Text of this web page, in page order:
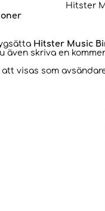
Hitster
Hitster Music
även skriva en
visas som